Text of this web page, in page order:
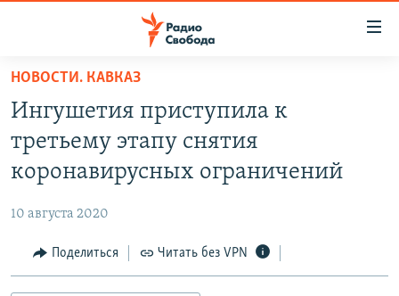
упрощенного
доступа
основному
Вернутся
ПОДКАСТЫ
АВТОРСКИЕ ПРОЕКТЫ
МНЕНИЯ
КУЛЬТУРА
НОВОСТИ. КАВКАЗ
Ингушетия приступила к
третьему этапу снятия
коронавирусных ограничений
10 августа 2020
Поделиться Читать без VPN